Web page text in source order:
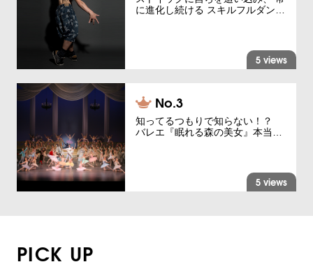
に進化し続ける スキルフルダン…
5 views
知ってるつもりで知らない！？
バレエ『眠れる森の美女』本当…
5 views
PICK UP